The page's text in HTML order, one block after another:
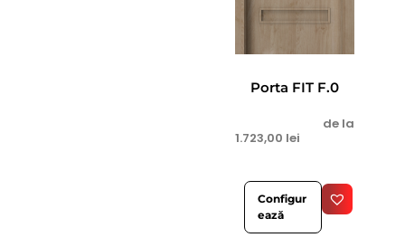
Porta FIT F.0
de la
1.723,00 lei
Configur
ează